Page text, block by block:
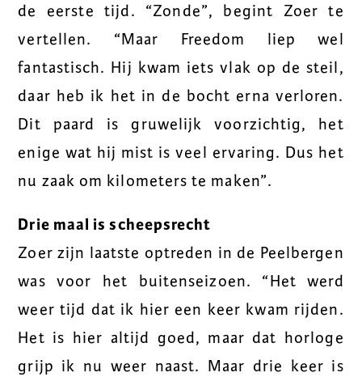
de eerste tijd. “Zonde”, begint Zoer te
vertellen. “Maar Freedom liep wel
fantastisch. Hij kwam iets vlak op de steil,
daar heb ik het in de bocht erna verloren.
Dit paard is gruwelijk voorzichtig, het
enige wat hij mist is veel ervaring. Dus het
nu zaak om kilometers te maken”.
Drie maal is scheepsrecht
Zoer zijn laatste optreden in de Peelbergen
was voor het buitenseizoen. “Het werd
weer tijd dat ik hier een keer kwam rijden.
Het is hier altijd goed, maar dat horloge
grijp ik nu weer naast. Maar drie keer is